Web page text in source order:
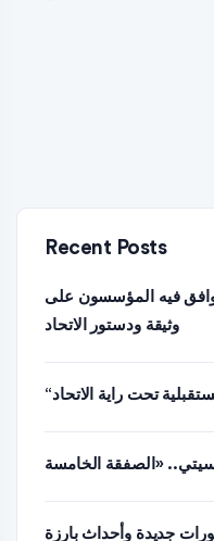
Recent Posts
فيه المؤسسون على
وثيقة ودستور الاتحاد
جديدة وأحداث بارزة